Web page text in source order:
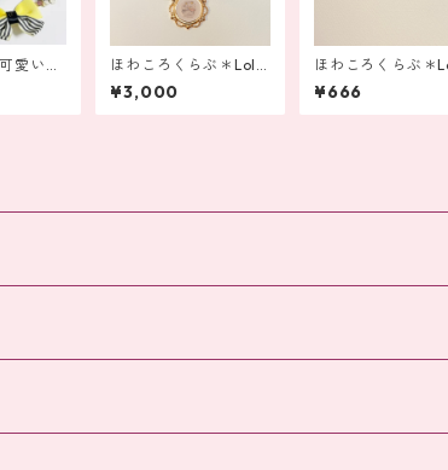
愛いア
月届く
ほわころくらぶ＊Lolii
15thアニバーサリー ゴ
ージャスなバッグチャ
¥3,000
ほわころくらぶ＊
15thアニバーサリー
バッジ
¥666